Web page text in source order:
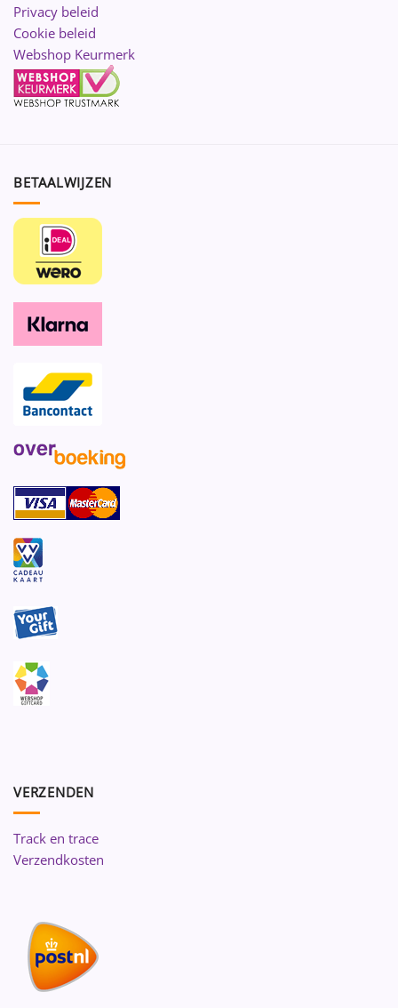
Privacy beleid
Cookie beleid
Webshop Keurmerk
BETAALWIJZEN
VERZENDEN
Track en trace
Verzendkosten